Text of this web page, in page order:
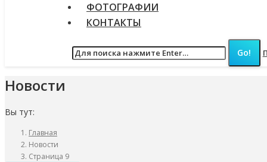
ФОТОГРАФИИ
КОНТАКТЫ
Новости
Вы тут:
Главная
Новости
Страница 9